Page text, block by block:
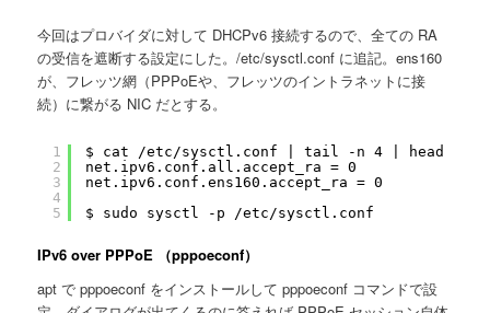
今回はプロバイダに対して DHCPv6 接続するので、全ての RA
の受信を遮断する設定にした。/etc/sysctl.conf に追記。ens160
が、フレッツ網（PPPoEや、フレッツのイントラネットに接
続）に繋がる NIC だとする。
1
2
3
4
5
$ cat /etc/sysctl.conf | tail -n 4 | head -n 2
net.ipv6.conf.all.accept_ra = 0
net.ipv6.conf.ens160.accept_ra = 0
$ sudo sysctl -p /etc/sysctl.conf
IPv6 over PPPoE （pppoeconf）
apt で pppoeconf をインストールして pppoeconf コマンドで設